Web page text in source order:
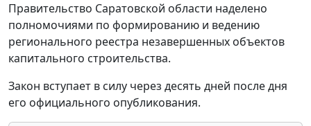
Правительство Саратовской области наделено
полномочиями по формированию и ведению
регионального реестра незавершенных объектов
капитального строительства.
Закон вступает в силу через десять дней после дня
его официального опубликования.